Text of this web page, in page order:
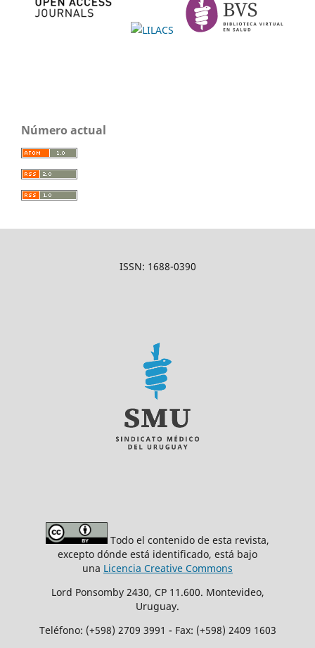
Número actual
ISSN: 1688-0390
Todo el contenido de esta revista,
excepto dónde está identificado, está bajo
una Licencia Creative Commons
Lord Ponsomby 2430, CP 11.600. Montevideo,
Uruguay.
Teléfono: (+598) 2709 3991 - Fax: (+598) 2409 1603